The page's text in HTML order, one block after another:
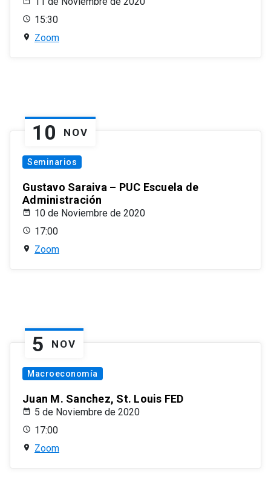
15:30
Zoom
10 NOV
Seminarios
Gustavo Saraiva – PUC Escuela de
Administración
10 de Noviembre de 2020
17:00
Zoom
5 NOV
Macroeconomía
Juan M. Sanchez, St. Louis FED
5 de Noviembre de 2020
17:00
Zoom